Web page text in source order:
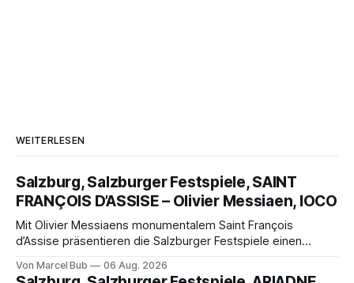
WEITERLESEN
Salzburg, Salzburger Festspiele, SAINT
FRANÇOIS D’ASSISE – Olivier Messiaen, IOCO
Mit Olivier Messiaens monumentalem Saint François
d’Assise präsentieren die Salzburger Festspiele einen
eine bildgewaltige Inszenierung, Maxime Pascal entfaltet
Von Marcel Bub 06 Aug. 2026